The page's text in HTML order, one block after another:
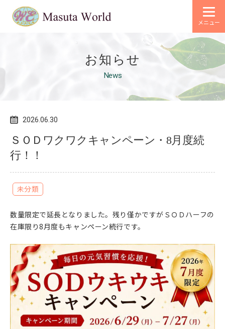
メニュー
お知らせ
News
2026.06.30
ＳＯＤワクワクキャンペーン・8月度続
行！！
未分類
数量限定で延長となりました。残り僅かですがＳＯＤハーフの
在庫限り8月度もキャンペーン続行です。